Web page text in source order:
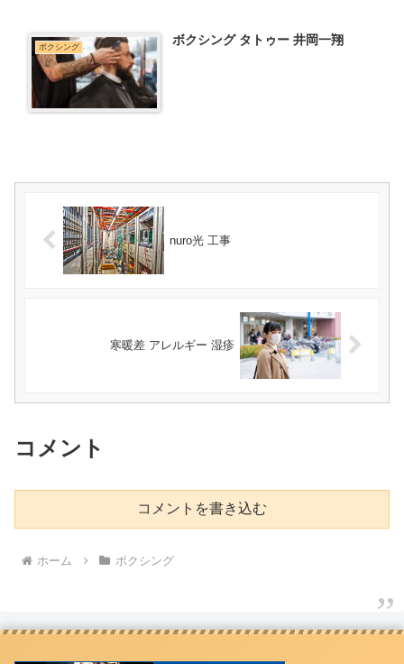
ボクシング ボクシング タトゥー 井岡一翔
nuro光 工事
寒暖差 アレルギー 湿疹
コメント
コメントを書き込む
ホーム ボクシング